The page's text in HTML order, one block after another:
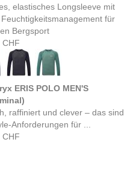
elastisches Longsleeve mit
für
Bergsport
CHF
ERIS POLO MEN'S
raffiniert und clever – das sind
Anforderungen für ...
CHF